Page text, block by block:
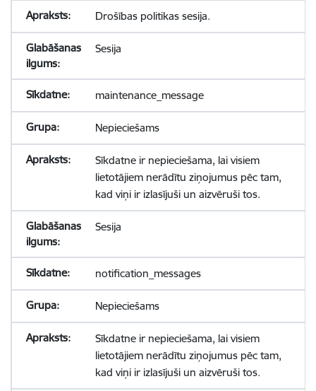
Drošības politikas sesija.
Sesija
maintenance_message
Nepieciešams
Sīkdatne ir nepieciešama, lai visiem
lietotājiem nerādītu ziņojumus pēc tam,
kad viņi ir izlasījuši un aizvēruši tos.
Sesija
notification_messages
Nepieciešams
Sīkdatne ir nepieciešama, lai visiem
lietotājiem nerādītu ziņojumus pēc tam,
kad viņi ir izlasījuši un aizvēruši tos.